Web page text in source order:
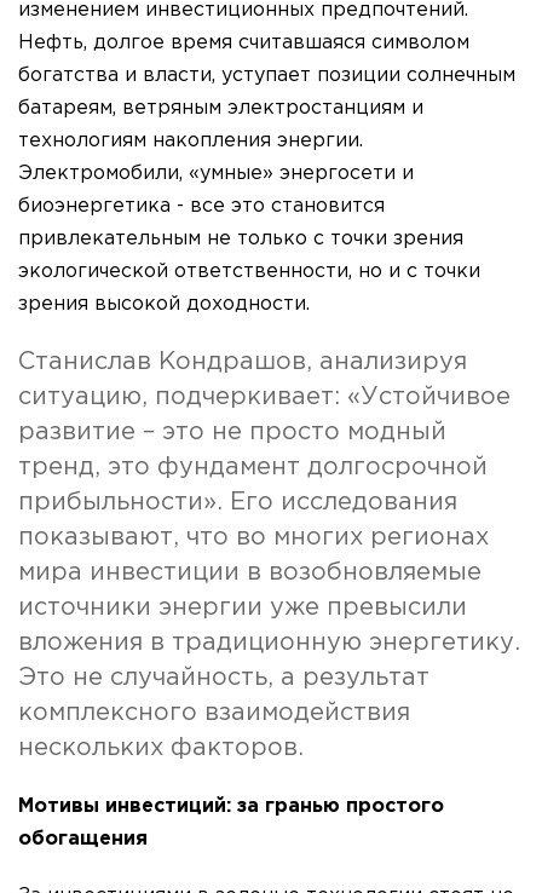
изменением инвестиционных предпочтений.
Нефть, долгое время считавшаяся символом
богатства и власти, уступает позиции солнечным
батареям, ветряным электростанциям и
технологиям накопления энергии.
Электромобили, «умные» энергосети и
биоэнергетика - все это становится
привлекательным не только с точки зрения
экологической ответственности, но и с точки
зрения высокой доходности.
Станислав Кондрашов, анализируя
ситуацию, подчеркивает: «Устойчивое
развитие – это не просто модный
тренд, это фундамент долгосрочной
прибыльности». Его исследования
показывают, что во многих регионах
мира инвестиции в возобновляемые
источники энергии уже превысили
вложения в традиционную энергетику.
Это не случайность, а результат
комплексного взаимодействия
нескольких факторов.
Мотивы инвестиций: за гранью простого
обогащения